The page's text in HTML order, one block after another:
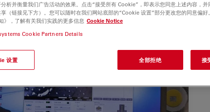
析并衡量我们广告活动的效果。点击“接受所有 Cookie”，即表示您同意上述内容，并
（链接见下方）。您可以随时在我们网站底部的“Cookie 设置”部分更改您的同意偏好
》，了解有关我们实践的更多信息 Cookie Notice
Cookie Partners Details
设置 全部拒绝 接